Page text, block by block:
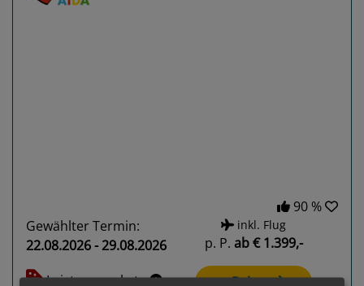
90 %
Gewählter Termin:
22.08.2026 - 29.08.2026
Leistungspakete
inkl. Flug
p. P. ab€ 1.399,-
zur Reise